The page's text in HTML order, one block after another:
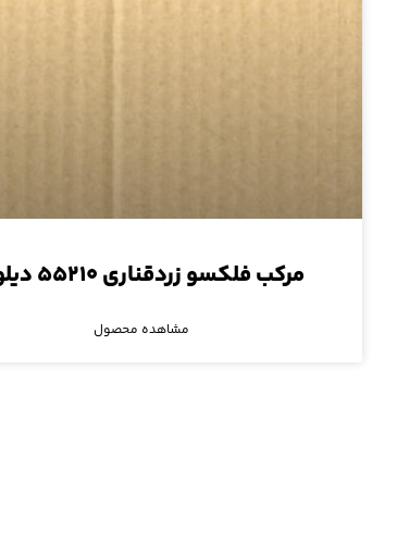
مرکب فلکسو زردقناری ۵۵۲۱۰ دیلون
مشاهده محصول